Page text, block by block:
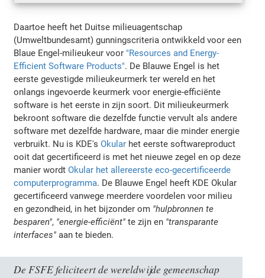
Daartoe heeft het Duitse milieuagentschap
(Umweltbundesamt) gunningscriteria ontwikkeld voor een
Blaue Engel-milieukeur voor "Resources and Energy-
Efficient Software Products". De Blauwe Engel is het
eerste gevestigde milieukeurmerk ter wereld en het
onlangs ingevoerde keurmerk voor energie-efficiënte
software is het eerste in zijn soort. Dit milieukeurmerk
bekroont software die dezelfde functie vervult als andere
software met dezelfde hardware, maar die minder energie
verbruikt. Nu is KDE'sOkular het eerste softwareproduct
ooit dat gecertificeerd is met het nieuwe zegel en op deze
manier wordtOkular het allereerste eco-gecertificeerde
computerprogramma. De Blauwe Engel heeft KDE Okular
gecertificeerd vanwege meerdere voordelen voor milieu
en gezondheid, in het bijzonder om "hulpbronnen te
besparen", "energie-efficiënt" te zijn en "transparante
interfaces" aan te bieden.
De FSFE feliciteert de wereldwijde gemeenschap